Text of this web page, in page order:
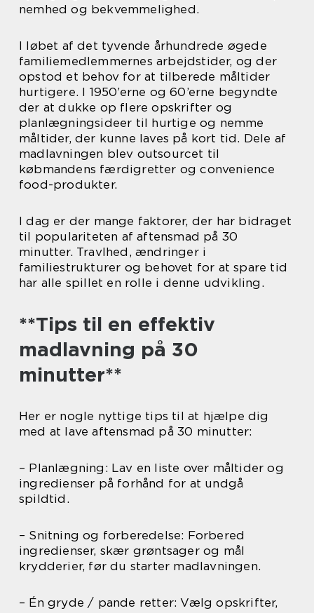
nemhed og bekvemmelighed.
I løbet af det tyvende århundrede øgede
familiemedlemmernes arbejdstider, og der
opstod et behov for at tilberede måltider
hurtigere. I 1950’erne og 60’erne begyndte
der at dukke op flere opskrifter og
planlægningsideer til hurtige og nemme
måltider, der kunne laves på kort tid. Dele af
madlavningen blev outsourcet til
købmandens færdigretter og convenience
food-produkter.
I dag er der mange faktorer, der har bidraget
til populariteten af aftensmad på 30
minutter. Travlhed, ændringer i
familiestrukturer og behovet for at spare tid
har alle spillet en rolle i denne udvikling.
**Tips til en effektiv
madlavning på 30
minutter**
Her er nogle nyttige tips til at hjælpe dig
med at lave aftensmad på 30 minutter:
– Planlægning: Lav en liste over måltider og
ingredienser på forhånd for at undgå
spildtid.
– Snitning og forberedelse: Forbered
ingredienser, skær grøntsager og mål
krydderier, før du starter madlavningen.
– Én gryde / pande retter: Vælg opskrifter,